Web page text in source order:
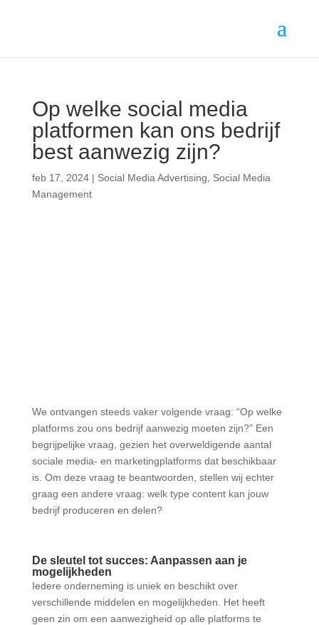
Op welke social media
platformen kan ons bedrijf
best aanwezig zijn?
feb 17, 2024| Social Media Advertising
Social Media
Management
We ontvangen steeds vaker volgende vraag: “Op welke
platforms zou ons bedrijf aanwezig moeten zijn?” Een
begrijpelijke vraag, gezien het overweldigende aantal
sociale media- en marketingplatforms dat beschikbaar
is. Om deze vraag te beantwoorden, stellen wij echter
graag een andere vraag: welk type content kan jouw
bedrijf produceren en delen?
De sleutel tot succes: Aanpassen aan je
mogelijkheden
Iedere onderneming is uniek en beschikt over
verschillende middelen en mogelijkheden. Het heeft
geen zin om een aanwezigheid op alle platforms te